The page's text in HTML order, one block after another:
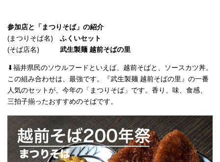
参加店と「まつりそば」の紹介
(まつりそば名) ふくいセット
(そば店名) 武生製麺 越前そばの里
⬇︎福井県民のソウルフードといえば、越前そばと、ソースカツ丼。
この組み合わせは、最強です。『武生製麺 越前そばの里』の一番
人気のセットが、今年の「まつりそば」です。香り、味、食感、
三拍子揃ったおすすめのそばです。